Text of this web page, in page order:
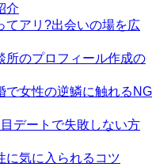
介
てアリ?出会いの場を広
所のプロフィール作成の
で女性の逆鱗に触れるNG
デートで失敗しない方
に気に入られるコツ